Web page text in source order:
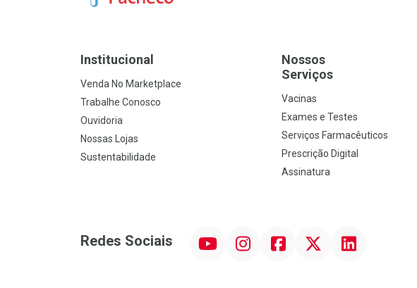
Institucional
Venda No Marketplace
Trabalhe Conosco
Ouvidoria
Nossas Lojas
Sustentabilidade
Nossos
Serviços
Vacinas
Exames e Testes
Serviços Farmacêuticos
Prescrição Digital
Assinatura
Redes Sociais InstagramFacebookTwitter Linkedin